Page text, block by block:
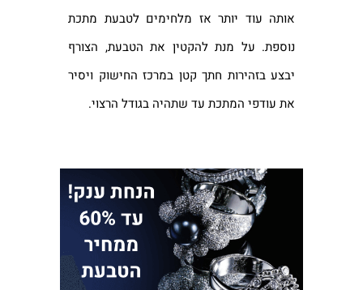
אותה עוד יותר אז מלחימים לטבעת מתכת
נוספת. על מנת להקטין את הטבעת, הצורף
יבצע בזהירות חתך קטן במרכז החישוק ויסיר
את עודפי המתכת עד שתהיה בגודל הרצוי.